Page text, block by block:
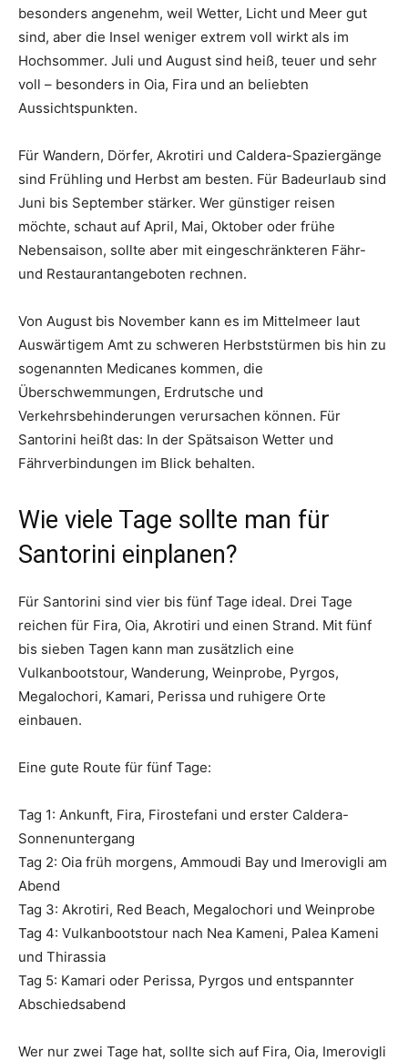
besonders angenehm, weil Wetter, Licht und Meer gut
sind, aber die Insel weniger extrem voll wirkt als im
Hochsommer. Juli und August sind heiß, teuer und sehr
voll – besonders in Oia, Fira und an beliebten
Aussichtspunkten.
Für Wandern, Dörfer, Akrotiri und Caldera-Spaziergänge
sind Frühling und Herbst am besten. Für Badeurlaub sind
Juni bis September stärker. Wer günstiger reisen
möchte, schaut auf April, Mai, Oktober oder frühe
Nebensaison, sollte aber mit eingeschränkteren Fähr-
und Restaurantangeboten rechnen.
Von August bis November kann es im Mittelmeer laut
Auswärtigem Amt zu schweren Herbststürmen bis hin zu
sogenannten Medicanes kommen, die
Überschwemmungen, Erdrutsche und
Verkehrsbehinderungen verursachen können. Für
Santorini heißt das: In der Spätsaison Wetter und
Fährverbindungen im Blick behalten.
Wie viele Tage sollte man für
Santorini einplanen?
Für Santorini sind vier bis fünf Tage ideal. Drei Tage
reichen für Fira, Oia, Akrotiri und einen Strand. Mit fünf
bis sieben Tagen kann man zusätzlich eine
Vulkanbootstour, Wanderung, Weinprobe, Pyrgos,
Megalochori, Kamari, Perissa und ruhigere Orte
einbauen.
Eine gute Route für fünf Tage:
Tag 1: Ankunft, Fira, Firostefani und erster Caldera-
Sonnenuntergang
Tag 2: Oia früh morgens, Ammoudi Bay und Imerovigli am
Abend
Tag 3: Akrotiri, Red Beach, Megalochori und Weinprobe
Tag 4: Vulkanbootstour nach Nea Kameni, Palea Kameni
und Thirassia
Tag 5: Kamari oder Perissa, Pyrgos und entspannter
Abschiedsabend
Wer nur zwei Tage hat, sollte sich auf Fira, Oia, Imerovigli